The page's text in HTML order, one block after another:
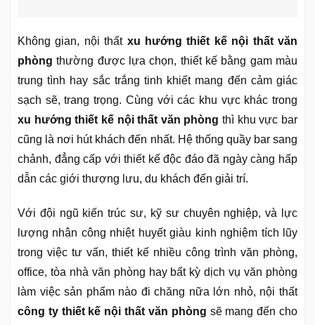
Không gian, nội thất xu hướng thiết kế nội thất văn
phòng thường được lựa chọn, thiết kế bằng gam màu
trung tình hay sắc trắng tinh khiết mang đến cảm giác
sạch sẽ, trang trọng. Cùng với các khu vực khác trong
xu hướng thiết kế nội thất văn phòng thì khu vực bar
cũng là nơi hút khách đến nhất. Hệ thống quầy bar sang
chảnh, đẳng cấp với thiết kế độc đáo đã ngày càng hấp
dẫn các giới thượng lưu, du khách đến giải trí.
Với đội ngũ kiến trúc sư, kỹ sư chuyên nghiệp, và lực
lượng nhân công nhiệt huyết giàu kinh nghiệm tích lũy
trong việc tư vấn, thiết kế nhiều công trình văn phòng,
office, tòa nhà văn phòng hay bất kỳ dịch vụ văn phòng
làm việc sản phẩm nào đi chăng nữa lớn nhỏ, nội thất
công ty thiết kế nội thất văn phòng sẽ mang đến cho